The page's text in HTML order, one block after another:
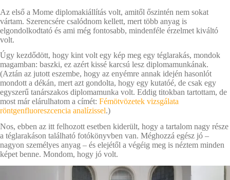
Az első a Mome diplomakiállítás volt, amitől őszintén nem sokat
vártam. Szerencsére csalódnom kellett, mert több anyag is
elgondolkodtató és ami még fontosabb, mindenféle érzelmet kiváltó
volt.
Úgy kezdődött, hogy kint volt egy kép meg egy téglarakás, mondok
magamban: baszki, ez azért kissé karcsú lesz diplomamunkának.
(Aztán az jutott eszembe, hogy az enyémre annak idején hasonlót
mondott a dékán, mert azt gondolta, hogy egy kutatóé, de csak egy
egyszerű tanárszakos diplomamunka volt. Eddig titokban tartottam, de
most már elárulhatom a címét: Fémötvözetek vizsgálata
röntgenfluoreszcencia analízissel.)
Nos, ebben az itt felhozott esetben kiderült, hogy a tartalom nagy része
a téglarakáson található fotókönyvben van. Méghozzá egész jó –
nagyon személyes anyag – és elejétől a végéig meg is néztem minden
képet benne. Mondom, hogy jó volt.